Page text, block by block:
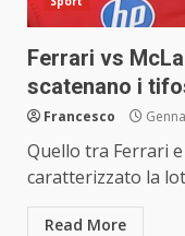
Ferrari vs
scatenano i
Francesco
Quello tra Ferrari
caratterizzato la
Read More